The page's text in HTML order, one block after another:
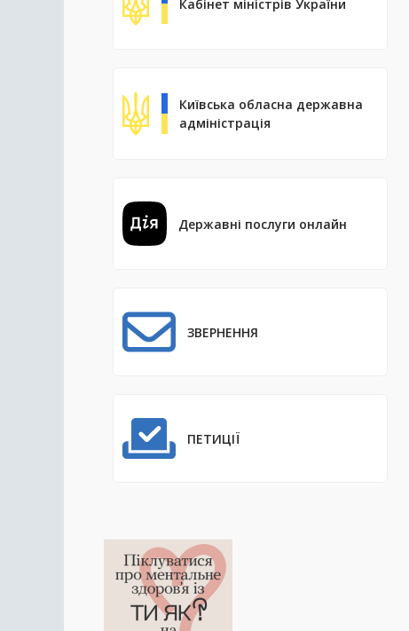
Кабінет міністрів України
Київська обласна державна
адміністрація
Державні послуги онлайн
ЗВЕРНЕННЯ
ПЕТИЦІЇ